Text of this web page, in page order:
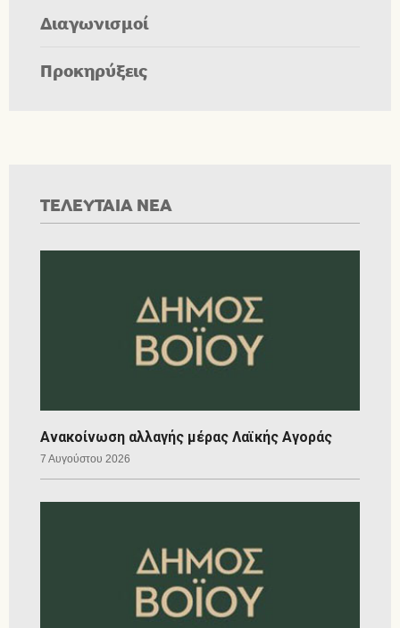
Διαγωνισμοί
Προκηρύξεις
ΤΕΛΕΥΤΑΙΑ ΝΕΑ
Ανακοίνωση αλλαγής μέρας Λαϊκής Αγοράς
7 Αυγούστου 2026